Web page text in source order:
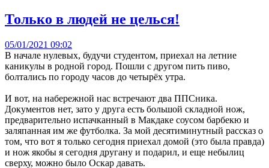
Только в людей не целься!
05/01/2021 09:02
В начале нулевых, будучи студентом, приехал на летние
каникулы в родной город. Пошли с другом пить пиво,
болтались по городу часов до четырёх утра.
И вот, на набережной нас встречают два ППСника.
Документов нет, зато у друга есть большой складной нож,
предварительно испачканный в Макдаке соусом барбекю и
заляпанная им же футболка. За мой десятиминутный рассказ о
том, что вот я только сегодня приехал домой (это была правда)
и нож якобы я сегодня другану и подарил, и еще небылиц
сверху, можно было Оскар давать.